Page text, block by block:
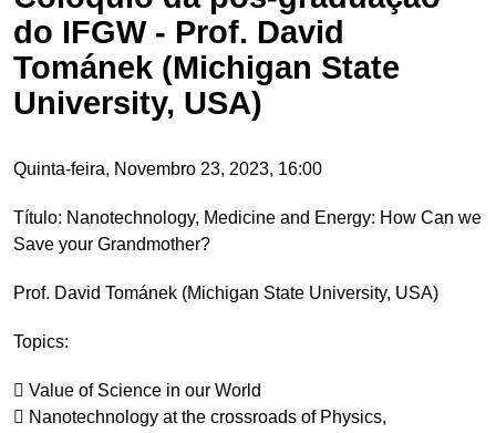
do IFGW - Prof. David
Tománek (Michigan State
University, USA)
Quinta-feira, Novembro 23, 2023, 16:00
Título: Nanotechnology, Medicine and Energy: How Can we
Save your Grandmother?
Prof. David Tománek (Michigan State University, USA)
Topics:
 Value of Science in our World
 Nanotechnology at the crossroads of Physics,